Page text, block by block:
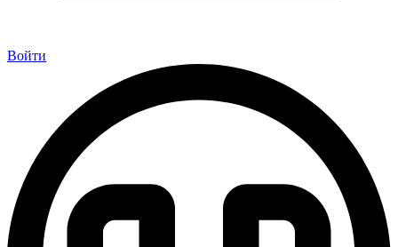
Войти